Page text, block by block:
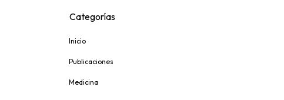
Categorías
Inicio
Publicaciones
Medicina